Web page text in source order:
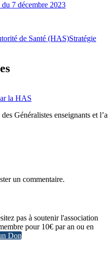
7 décembre 2023
de Santé (HAS)Stratégie
la HAS
Généralistes enseignants et
amie pour votre santé
la vaccination contre le
au plan cardiovasculaire
un commentaire.
pas à soutenir l'association
pour 10€ par an ou en
Don